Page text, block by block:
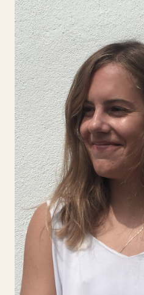
Kasia Bragiel,
nascida na
país e Milão. Vive
valorizando o
simplicidade. O
explora o uso de
tradicionais em
promovendo
território, os